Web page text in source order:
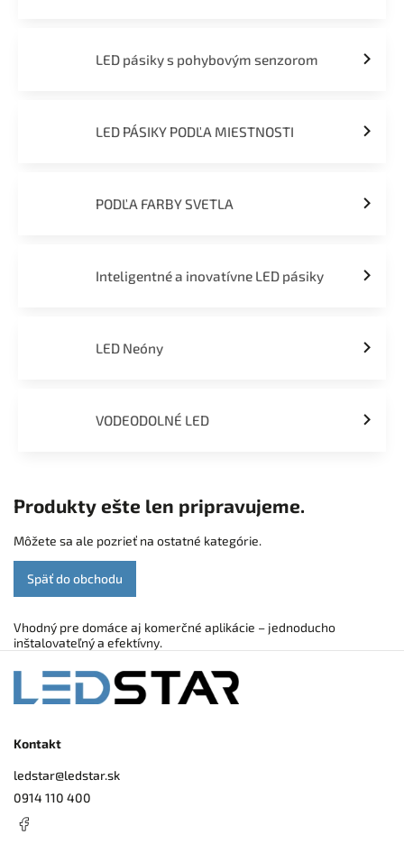
LED pásiky s pohybovým senzorom
LED PÁSIKY PODĽA MIESTNOSTI
PODĽA FARBY SVETLA
Inteligentné a inovatívne LED pásiky
LED Neóny
VODEODOLNÉ LED
Produkty ešte len pripravujeme.
Môžete sa ale pozrieť na ostatné kategórie.
Späť do obchodu
Vhodný pre domáce aj komerčné aplikácie – jednoducho
inštalovateľný a efektívny.
Kontakt
ledstar@ledstar.sk
0914 110 400